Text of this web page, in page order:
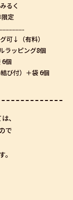
るく
定
可↓（有料）
ラッピング8個
6個
び付）＋袋 6個
、
で